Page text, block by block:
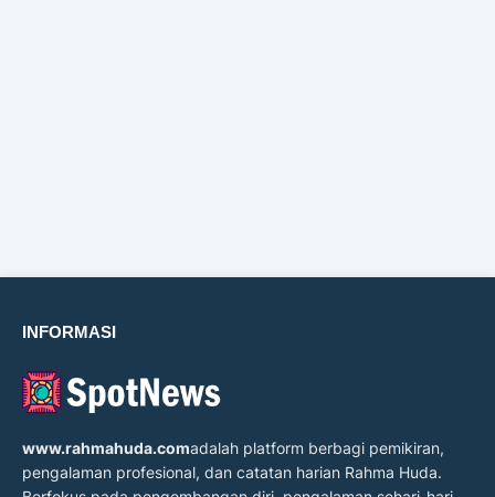
INFORMASI
www.rahmahuda.comadalah platform berbagi pemikiran,
pengalaman profesional, dan catatan harian Rahma Huda.